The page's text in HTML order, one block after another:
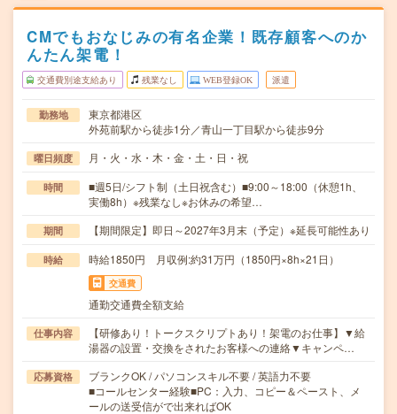
CMでもおなじみの有名企業！既存顧客へのか
んたん架電！
交通費別途支給あり 残業なし WEB登録OK 派遣
勤務地
東京都港区
外苑前駅から徒歩1分／青山一丁目駅から徒歩9分
曜日頻度 月・火・水・木・金・土・日・祝
時間
■週5日/シフト制（土日祝含む）■9:00～18:00（休憩1h、
実働8h）※残業なし※お休みの希望…
期間 【期間限定】即日～2027年3月末（予定）※延長可能性あり
時給 時給1850円 月収例:約31万円（1850円×8h×21日）
交通費
通勤交通費全額支給
仕事内容
【研修あり！トークスクリプトあり！架電のお仕事】▼給
湯器の設置・交換をされたお客様への連絡▼キャンペ…
応募資格
ブランクOK / パソコンスキル不要 / 英語力不要
■コールセンター経験■PC：入力、コピー＆ペースト、メ
ールの送受信がで出来ればOK